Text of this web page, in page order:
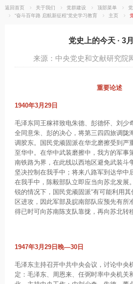
返回首页 关于我们 党群建设 顶部菜单
“奋斗百年路 启航新征程”党史学习教育
主页
党史上的今天 · 3
来源：中央党史和文献研究院
重要论述
1940年3月29日
毛泽东同王稼祥致电朱德、彭德怀、刘少
全同意朱、彭的决心，将第三四四旅调陇
调胶东。国民党顽固派在华北磨擦受到严
至华中。在华中武装磨擦中，我方的军事
南铁路为界，在此线以西地区避免武装斗
坚决控制在我手中；将来八路军到达华中
在我手中，陈毅部队立即应当向苏北发展
锐的情况下，国民党顽固派“有可能利用
区进攻，因此军部及皖南部队应预先有所
得已时可向苏南陈支队靠拢，再向苏北转
1947年3月29日晚—30日
毛泽东主持召开中共中央会议，讨论中央
定：毛泽东、周恩来、任弼时率中央机关